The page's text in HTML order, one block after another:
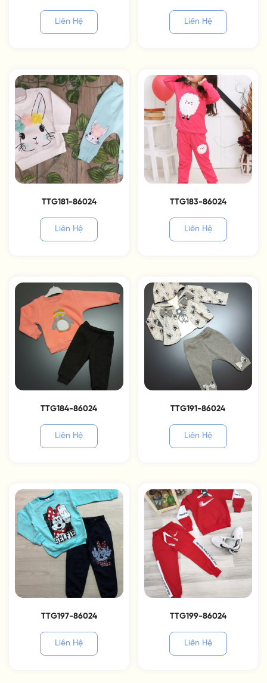
Liên Hệ Liên Hệ
TTG181-86024
Liên Hệ
TTG183-86024
Liên Hệ
TTG184-86024
Liên Hệ
TTG191-86024
Liên Hệ
TTG197-86024
Liên Hệ
TTG199-86024
Liên Hệ